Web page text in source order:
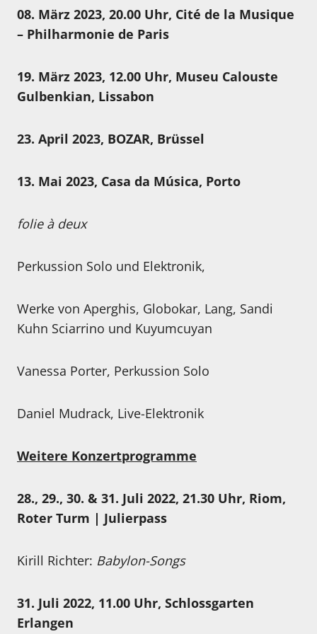
08. März 2023, 20.00 Uhr, Cité de la Musique
– Philharmonie de Paris
19. März 2023, 12.00 Uhr, Museu Calouste
Gulbenkian, Lissabon
23. April 2023, BOZAR, Brüssel
13. Mai 2023, Casa da Música, Porto
folie à deux
Perkussion Solo und Elektronik,
Werke von Aperghis, Globokar, Lang, Sandi
Kuhn Sciarrino und Kuyumcuyan
Vanessa Porter, Perkussion Solo
Daniel Mudrack, Live-Elektronik
Weitere Konzertprogramme
28., 29., 30. & 31. Juli 2022, 21.30 Uhr, Riom,
Roter Turm | Julierpass
Kirill Richter: Babylon-Songs
31. Juli 2022, 11.00 Uhr, Schlossgarten
Erlangen